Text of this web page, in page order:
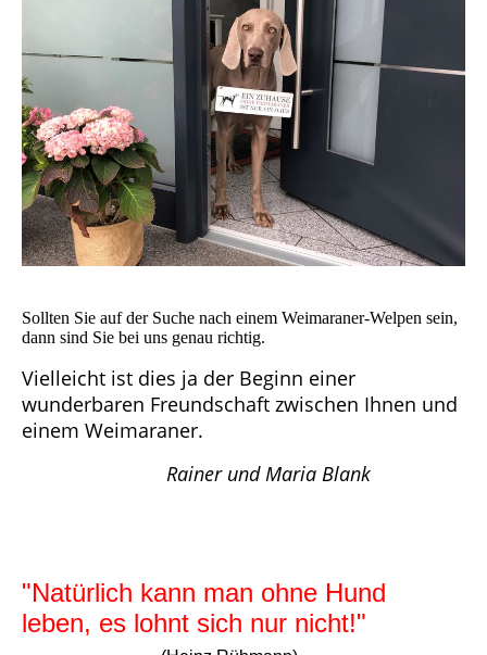
Sollten Sie auf der Suche nach einem Weimaraner-Welpen sein,
dann sind Sie bei uns genau richtig.
Vielleicht ist dies ja der Beginn einer
wunderbaren Freundschaft zwischen Ihnen und
einem Weimaraner.
Rainer und Maria Blank
"Natürlich kann man ohne Hund
leben, es lohnt sich nur nicht!"